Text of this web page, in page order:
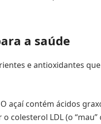
a saúde
e antioxidantes
O açaí contém ácidos
colesterol LDL (o